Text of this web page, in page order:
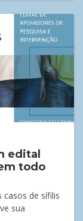
edital
todo
de sífilis
sua